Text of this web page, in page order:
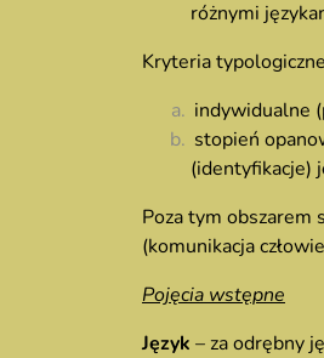
różnymi
Kryteria
indywidualne
stopień
(identyfikacje)
Poza tym obszarem
(komunikacja
Pojęcia wstępne
Język – za odrębny